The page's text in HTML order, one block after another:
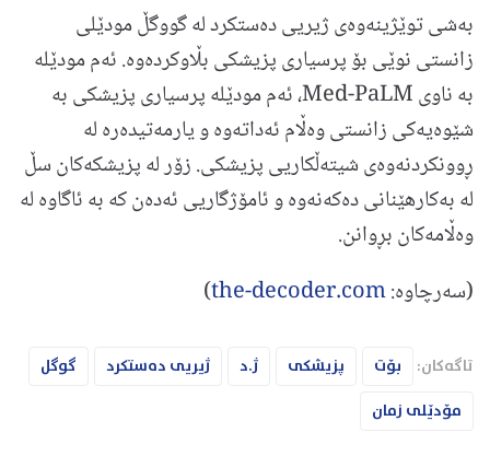
بەشی توێژینەوەی ژیریی دەستکرد لە گووگڵ مودێلی
زانستی نوێی بۆ پرسیاری پزیشکی بڵاوکردەوە. ئەم مودێلە
بە ناوی Med-PaLM، ئەم مودێلە پرسیاری پزیشکی بە
شێوەیەکی زانستی وەڵام ئەداتەوە و یارمەتیدەرە لە
ڕوونکردنەوەی شیتەڵکاریی پزیشکی. زۆر لە پزیشکەکان سڵ
لە بەکارهێنانی دەکەنەوە و ئامۆژگاریی ئەدەن کە بە ئاگاوە لە
وەڵامەکان بڕوانن.
(سەرچاوە:the-decoder.com
)
تاگەکان: بۆت پزیشکی ژ.د ژیریی دەستکرد
گوگل
مۆدێلی زمان